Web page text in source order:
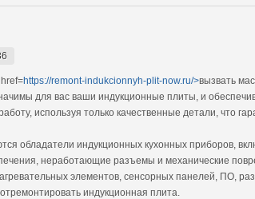
https://remont-indukcionnyh-plit-now.ru/>вызвать
для вас ваши индукционные плиты, и
используя только качественные детали, что
обладатели индукционных кухонных приборов,
неработающие разъемы и механические
элементов, сенсорных панелей, ПО,
индукционная плита.